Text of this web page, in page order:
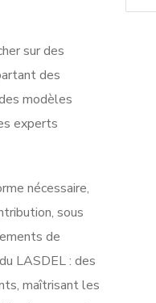
sur des
des
modèles
experts
nécessaire,
sous
de
LASDEL : des
maîtrisant les